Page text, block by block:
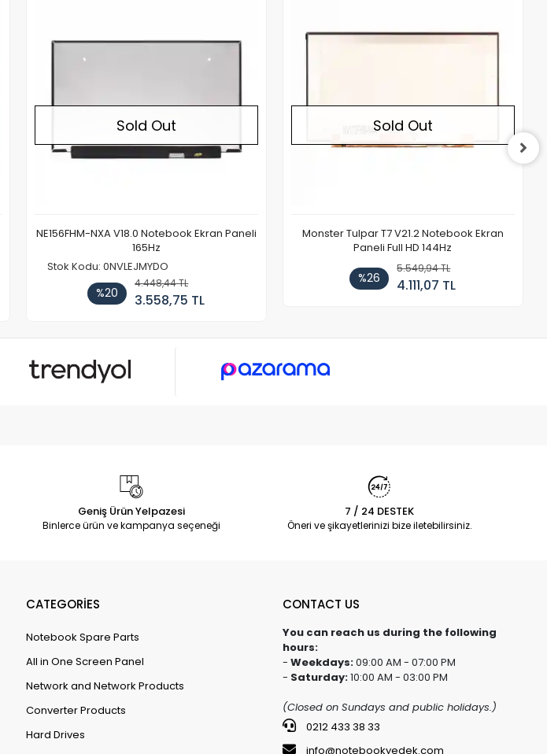
Sold Out
NE156FHM-NXA V18.0 Notebook Ekran Paneli
165Hz
Stok Kodu: 0NVLEJMYDO
%20
4.448,44 TL
3.558,75 TL
Sold Out
Monster Tulpar T7 V21.2 Notebook Ekran
Paneli Full HD 144Hz
%26
5.549,94 TL
4.111,07 TL
Geniş Ürün Yelpazesi
Binlerce ürün ve kampanya seçeneği
7 / 24 DESTEK
Öneri ve şikayetlerinizi bize iletebilirsiniz.
CATEGORİES
Notebook Spare Parts
All in One Screen Panel
Network and Network Products
Converter Products
Hard Drives
CONTACT US
You can reach us during the following
hours:
- Weekdays:09:00 AM - 07:00 PM
- Saturday:10:00 AM - 03:00 PM
(Closed on Sundays and public holidays.)
0212 433 38 33
info@notebookyedek.com